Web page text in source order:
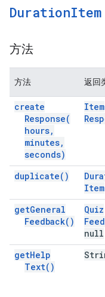
DurationItem
方法
方法 返回
create
Response(
hours,
minutes,
seconds)
Item
duplicate( )
Item
getGeneral
Feedback( )
Quiz
null
getHelp
Text( )